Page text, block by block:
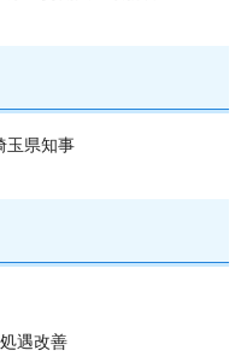
玉県知事
遇改善